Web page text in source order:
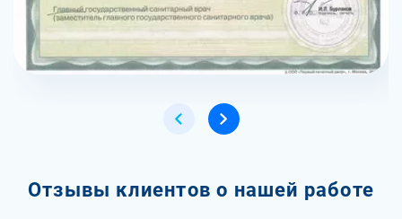
Отзывы клиентов о нашей работе